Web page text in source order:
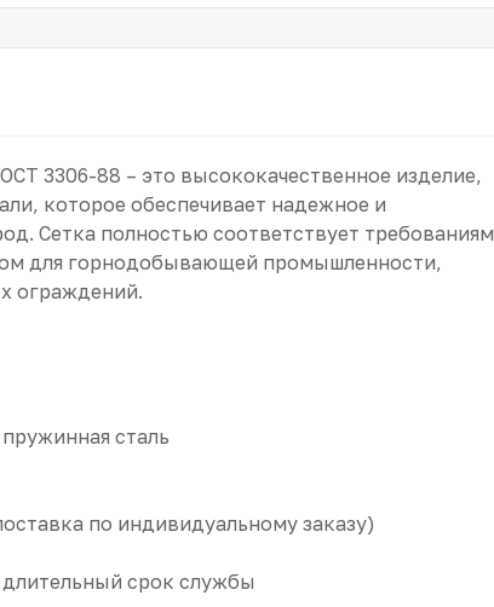
3306-88 – это высококачественное изделие,
которое обеспечивает надежное и
Сетка полностью соответствует требованиям
для горнодобывающей промышленности,
ограждений.
сталь
по индивидуальному заказу)
длительный срок службы